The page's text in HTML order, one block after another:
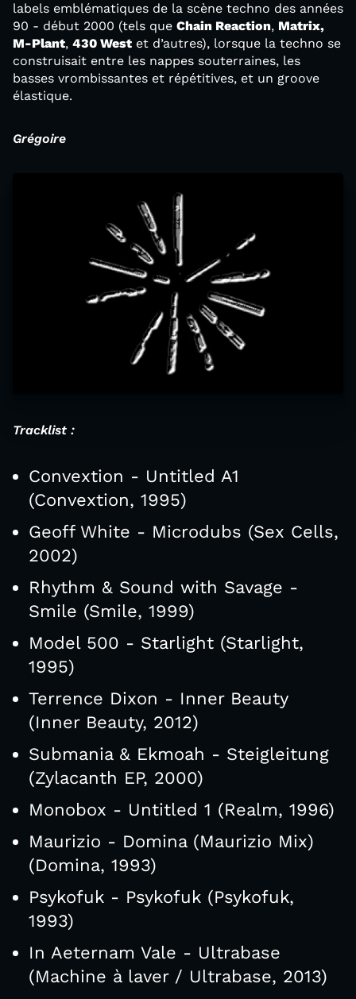
labels emblématiques de la scène techno des années
90 - début 2000 (tels que Chain Reaction, Matrix,
M-Plant, 430 West et d’autres), lorsque la techno se
construisait entre les nappes souterraines, les
basses vrombissantes et répétitives, et un groove
élastique.
Grégoire
Tracklist :
Convextion - Untitled A1
(Convextion, 1995)
Geoff White - Microdubs (Sex Cells,
2002)
Rhythm & Sound with Savage -
Smile (Smile, 1999)
Model 500 - Starlight (Starlight,
1995)
Terrence Dixon - Inner Beauty
(Inner Beauty, 2012)
Submania & Ekmoah - Steigleitung
(Zylacanth EP, 2000)
Monobox - Untitled 1 (Realm, 1996)
Maurizio - Domina (Maurizio Mix)
(Domina, 1993)
Psykofuk - Psykofuk (Psykofuk,
1993)
In Aeternam Vale - Ultrabase
(Machine à laver / Ultrabase, 2013)